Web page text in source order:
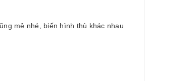
mê nhé, biến hình thù khác nhau